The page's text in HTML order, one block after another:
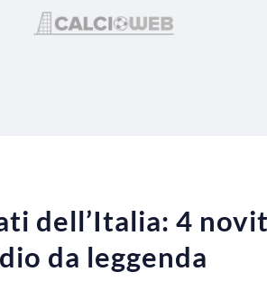
dell’Italia: 4
da leggenda